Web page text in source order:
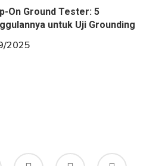
On Ground Tester: 5
untuk Uji Grounding
2025
google- phone email